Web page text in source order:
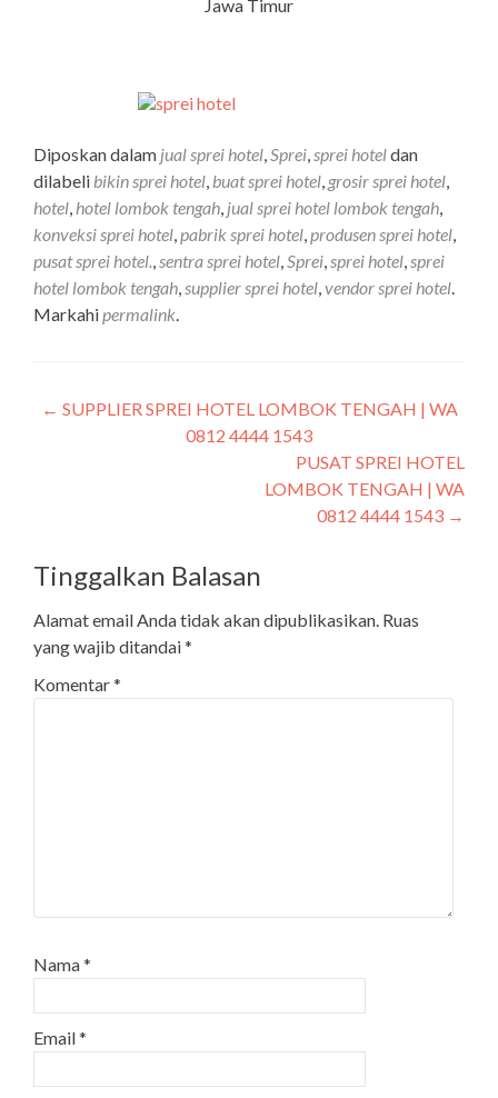
Jawa Timur
Diposkan dalam jual sprei hotel,Sprei,sprei hoteldan
dilabeli bikin sprei hotel, buat sprei hotel, grosir sprei hotel,
hotel, hotel lombok tengah, jual sprei hotel lombok tengah,
konveksi sprei hotel,pabrik sprei hotel,produsen sprei hotel,
pusat sprei hotel.,sentra sprei hotel,Sprei,sprei hotel,sprei
hotel lombok tengah,supplier sprei hotel,vendor sprei hotel.
Markahipermalink.
← SUPPLIER SPREI HOTEL LOMBOK TENGAH | WA
0812 4444 1543
PUSAT SPREI HOTEL
LOMBOK TENGAH | WA
0812 4444 1543 →
Tinggalkan Balasan
Alamat email Anda tidak akan dipublikasikan. Ruas
yang wajib ditandai*
Komentar*
Nama*
Email*